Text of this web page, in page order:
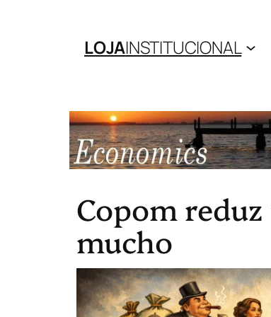
LOJAINSTITUCIONAL
Copom
mucho